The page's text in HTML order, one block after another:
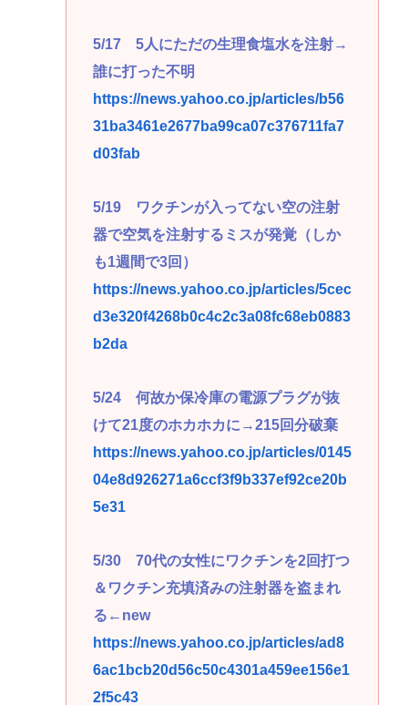
5/17 5人にただの生理食塩水を注射→
誰に打った不明
https://news.yahoo.co.jp/articles/b56
31ba3461e2677ba99ca07c376711fa7
d03fab
5/19 ワクチンが入ってない空の注射
器で空気を注射するミスが発覚（しか
も1週間で3回）
https://news.yahoo.co.jp/articles/5cec
d3e320f4268b0c4c2c3a08fc68eb0883
b2da
5/24 何故か保冷庫の電源プラグが抜
けて21度のホカホカに→215回分破棄
https://news.yahoo.co.jp/articles/0145
04e8d926271a6ccf3f9b337ef92ce20b
5e31
5/30 70代の女性にワクチンを2回打つ
＆ワクチン充填済みの注射器を盗まれ
る←new
https://news.yahoo.co.jp/articles/ad8
6ac1bcb20d56c50c4301a459ee156e1
2f5c43